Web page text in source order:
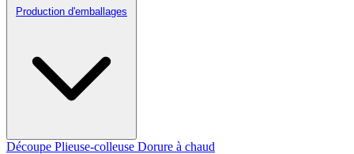
Production d'emballages
Découpe Plieuse-colleuse Dorure à chaud